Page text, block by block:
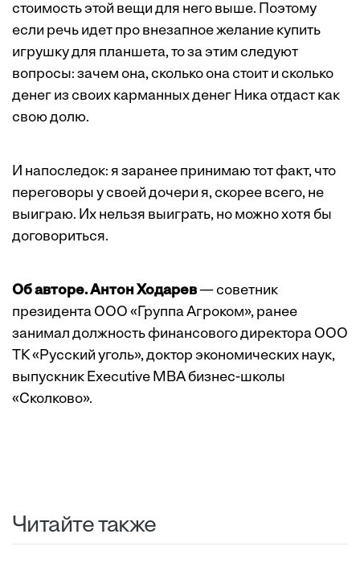
стоимость этой вещи для него выше. Поэтому
если речь идет про внезапное желание купить
игрушку для планшета, то за этим следуют
вопросы: зачем она, сколько она стоит и сколько
денег из своих карманных денег Ника отдаст как
свою долю.
И напоследок: я заранее принимаю тот факт, что
переговоры у своей дочери я, скорее всего, не
выиграю. Их нельзя выиграть, но можно хотя бы
договориться.
Об авторе. Антон Ходарев— советник
президента ООО «Группа Агроком», ранее
занимал должность финансового директора ООО
ТК «Русский уголь», доктор экономических наук,
выпускник Executive MBA бизнес-школы
«Сколково».
Читайте также